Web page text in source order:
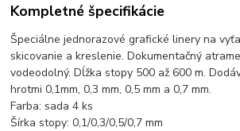
Kompletné špecifikácie
Špeciálne jednorazové grafické linery na
skicovanie a kreslenie. Dokumentačný
vodeodolný. Dĺžka stopy 500 až 600 m.
hrotmi 0,1mm, 0,3 mm, 0,5 mm a 0,7 mm.
Farba: sada 4 ks
Šírka stopy: 0,1/0,3/0,5/0,7 mm